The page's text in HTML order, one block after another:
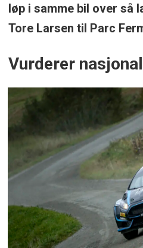
løp i samme bil over så
Tore Larsen til Parc
Vurderer